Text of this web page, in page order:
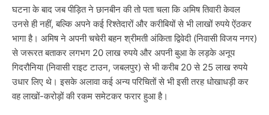
घटना के बाद जब पीड़ित ने छानबीन की तो पता चला कि अमिष तिवारी केवल
उनसे ही नहीं, बल्कि अपने कई रिश्तेदारों और करीबियों से भी लाखों रुपये ऐंठकर
भागा है। अमिष ने अपनी चचेरी बहन श्रीमती अंकिता द्विवेदी (निवासी विजय नगर)
से जरूरत बताकर लगभग 20 लाख रुपये और अपनी बुआ के लड़के अनूप
गिदरौनिया (निवासी राइट टाउन, जबलपुर) से भी करीब 20 से 25 लाख रुपये
उधार लिए थे। इसके अलावा कई अन्य परिचितों से भी इसी तरह धोखाधड़ी कर
वह लाखों-करोड़ों की रकम समेटकर फरार हुआ है।